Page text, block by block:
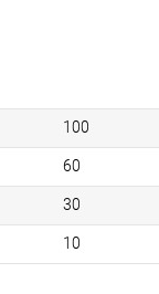
100
60
30
10